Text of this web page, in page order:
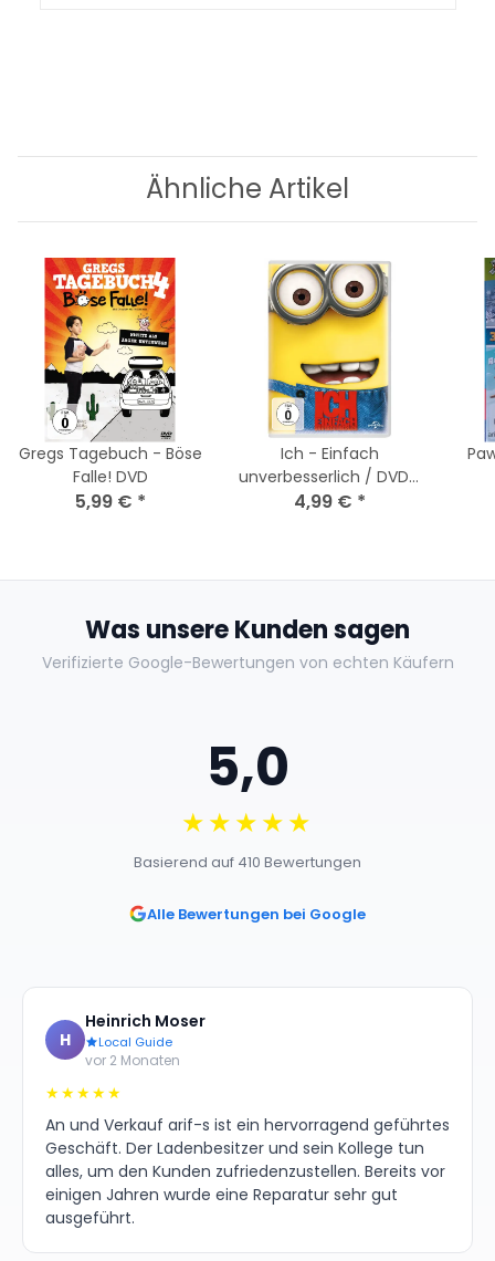
Ähnliche Artikel
Gregs Tagebuch - Böse
Falle! DVD
5,99 € *
Ich - Einfach
unverbesserlich / DVD -
Top Zustand
4,99 € *
Was unsere Kunden sagen
Verifizierte Google-Bewertungen von echten Käufern
5,0
★★★★★
Basierend auf 410 Bewertungen
Alle Bewertungen bei Google
H
Heinrich Moser
Local Guide
vor 2 Monaten
★★★★★
An und Verkauf arif-s ist ein hervorragend geführtes
Geschäft. Der Ladenbesitzer und sein Kollege tun
alles, um den Kunden zufriedenzustellen. Bereits vor
einigen Jahren wurde eine Reparatur sehr gut
ausgeführt.